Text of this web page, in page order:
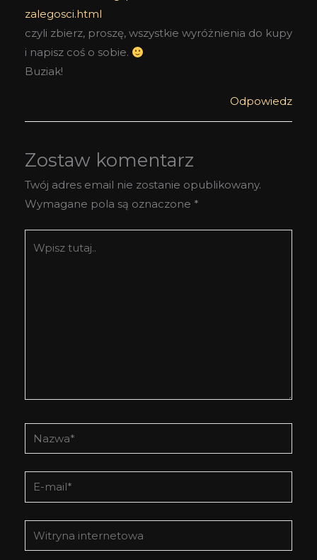
zalegosci.html
czyli zbierz, proszę, wszystkie wyróżnienia do kupy
i napisz coś o sobie.
Buziak!
Odpowiedz
Zostaw komentarz
Twój adres email nie zostanie opublikowany.
Wymagane pola są oznaczone *
tutaj..
Nazwa*
E-
mail*
Witryna
internetowa